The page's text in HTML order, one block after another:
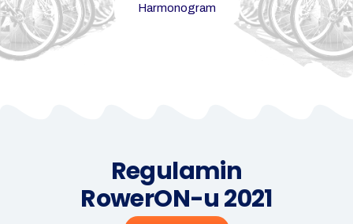
Harmonogram
Regulamin
RowerON-u 2021